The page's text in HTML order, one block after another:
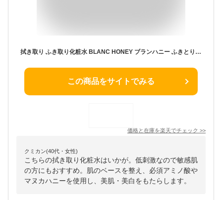
拭き取り ふき取り化粧水 BLANC HONEY ブランハニー ふきとり 化粧水 ピーリング ローション 毛穴 黒ずみ くすみ 導入液 ブースター 大容量 オールインワン スキンケア 低刺激 敏感肌 450ml 日本製 [単品]
この商品をサイトでみる
価格と在庫を楽天でチェック >>
クミカン(40代・女性)
こちらの拭き取り化粧水はいかが。低刺激なので敏感肌
の方にもおすすめ。肌のベースを整え、必須アミノ酸や
マヌカハニーを使用し、美肌・美白をもたらします。